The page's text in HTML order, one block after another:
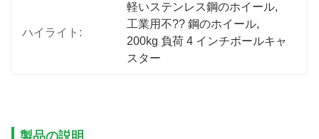
ハイライト:
軽いステンレス鋼のホイール,
工業用不?? 鋼のホイール,
200kg 負荷 4 インチボールキャ
スター
製品の説明